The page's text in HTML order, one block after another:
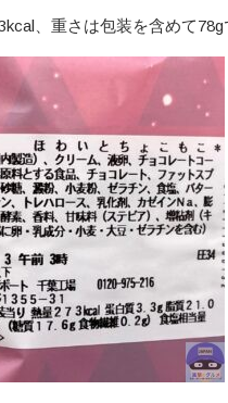
、重さは包装を含めて78g